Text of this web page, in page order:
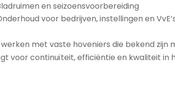
en seizoensvoorbereiding
voor bedrijven, instellingen en
werken met vaste hoveniers die bekend zijn
voor continuïteit, efficiëntie en kwaliteit in